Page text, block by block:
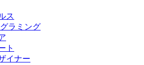
ス
ラミング
ト
イナー